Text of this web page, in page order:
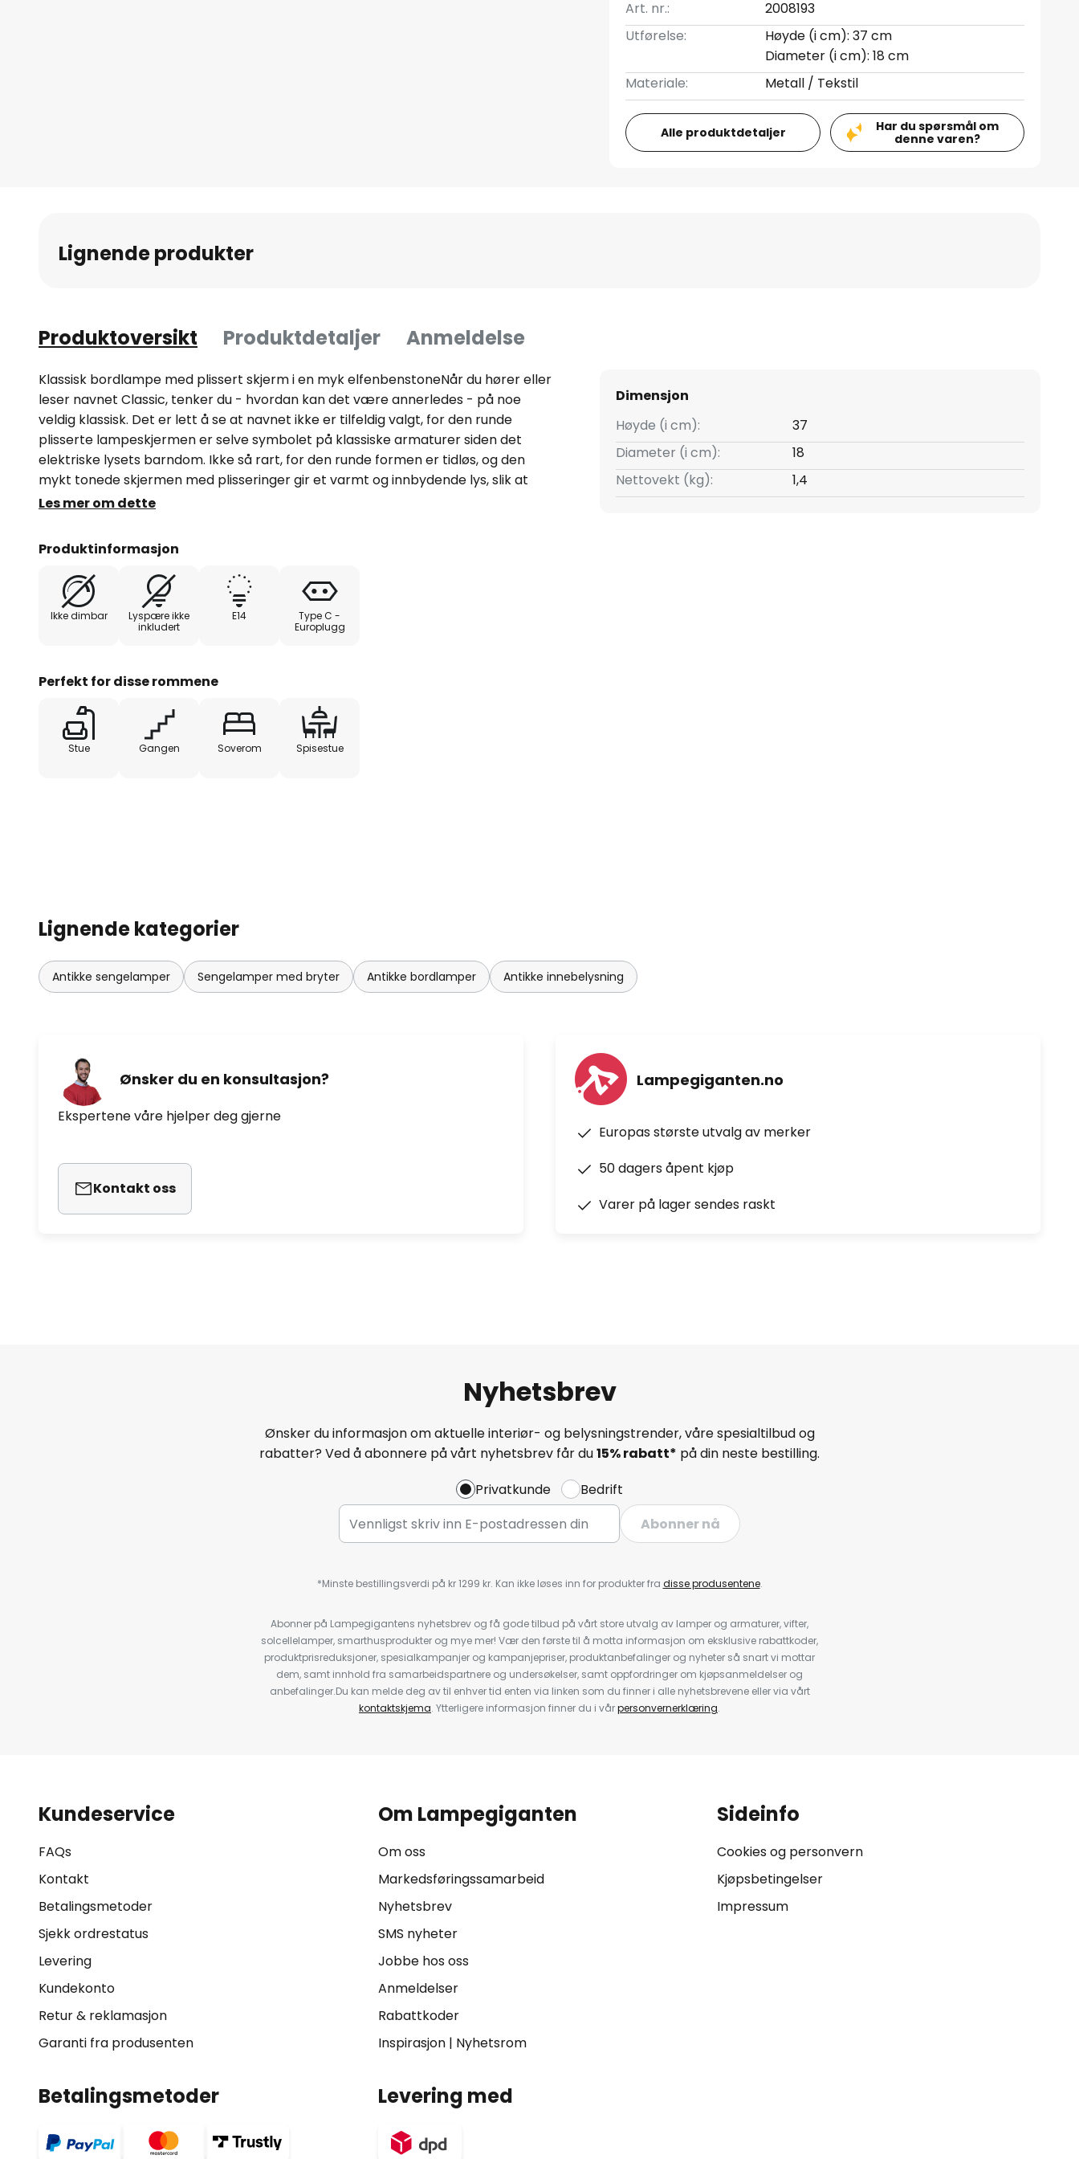
Art. nr.:
2008193
Utførelse:
Høyde (i cm): 37 cm
Diameter (i cm): 18 cm
Materiale:
Metall / Tekstil
Alle produktdetaljer
Har du spørsmål om
denne varen?
Lignende produkter
Produktoversikt Produktdetaljer Anmeldelse
Klassisk bordlampe med plissert skjerm i en myk elfenbenstoneNår du hører eller
leser navnet Classic, tenker du - hvordan kan det være annerledes - på noe
veldig klassisk. Det er lett å se at navnet ikke er tilfeldig valgt, for den runde
plisserte lampeskjermen er selve symbolet på klassiske armaturer siden det
elektriske lysets barndom. Ikke så rart, for den runde formen er tidløs, og den
mykt tonede skjermen med plisseringer gir et varmt og innbydende lys, slik at
belysning er mye mer enn bare å bringe lys inn i mørket. En vakker bordlampe for
møbler. De eksklusive belysningsproduktene fra denne produsenten er
utelukkende håndlaget i Italia, der det legges stor vekt på å velge materialer av
høy kvalitet. Dette skyldes ikke minst ønsket om å videreføre den lange
tradisjonen med venetiansk belysningskunst og produsere produkter som er
skapt med lidenskap og omhu og har små særtrekk som gjør dem unike og
Les mer om dette
Produktinformasjon
Ikke dimbar
Lyspære ikke
inkludert
E14
Type C -
Europlugg
Perfekt for disse rommene
Stue Gangen Soverom Spisestue
Dimensjon
Høyde (i cm):
37
Diameter (i cm):
18
Nettovekt (kg):
1,4
Lignende kategorier
Antikke sengelamper Sengelamper med bryter Antikke bordlamper Antikke innebelysning
Ønsker du en konsultasjon?
Ekspertene våre hjelper deg gjerne
Kontakt oss
Lampegiganten.no
Europas største utvalg av merker
50 dagers åpent kjøp
Varer på lager sendes raskt
Nyhetsbrev
Ønsker du informasjon om aktuelle interiør- og belysningstrender, våre spesialtilbud og
rabatter? Ved å abonnere på vårt nyhetsbrev får du15% rabatt* på din neste bestilling.
Privatkunde
Bedrift
Abonner nå
*Minste bestillingsverdi på kr 1299 kr. Kan ikke løses inn for produkter fra disse produsentene.
Abonner på Lampegigantens nyhetsbrev og få gode tilbud på vårt store utvalg av lamper og armaturer, vifter,
solcellelamper, smarthusprodukter og mye mer! Vær den første til å motta informasjon om eksklusive rabattkoder,
produktprisreduksjoner, spesialkampanjer og kampanjepriser, produktanbefalinger og nyheter så snart vi mottar
dem, samt innhold fra samarbeidspartnere og undersøkelser, samt oppfordringer om kjøpsanmeldelser og
anbefalinger.Du kan melde deg av til enhver tid enten via linken som du finner i alle nyhetsbrevene eller via vårt
kontaktskjema. Ytterligere informasjon finner du i vårpersonvernerklæring.
Kundeservice
FAQs
Kontakt
Betalingsmetoder
Sjekk ordrestatus
Levering
Kundekonto
Retur & reklamasjon
Garanti fra produsenten
Om Lampegiganten
Om oss
Markedsføringssamarbeid
Nyhetsbrev
SMS nyheter
Jobbe hos oss
Anmeldelser
Rabattkoder
Inspirasjon| Nyhetsrom
Sideinfo
Cookies og personvern
Kjøpsbetingelser
Impressum
Betalingsmetoder Levering med